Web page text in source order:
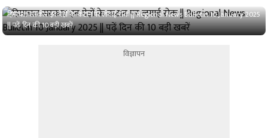
हिमाचल सरकार इन पेड़ों के कटान पर लगाई रोक || Regional News Bulletin 10 January 2025
|| पढ़ें दिन की 10 बड़ी खबरें
विज्ञापन